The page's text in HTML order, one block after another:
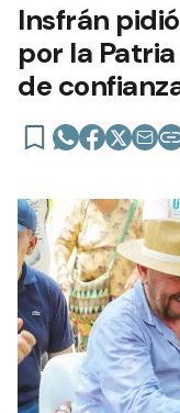
Insfrán
por la
de